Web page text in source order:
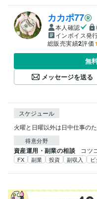
カカポ77
本人確認
インボイス発
総販売実績2評価
無
メッセージを送る
スケジュール
火曜と日曜以外は日中仕事の
得意分野
資産運用・副業の相談 コツ
FX 副業 投資 副収入